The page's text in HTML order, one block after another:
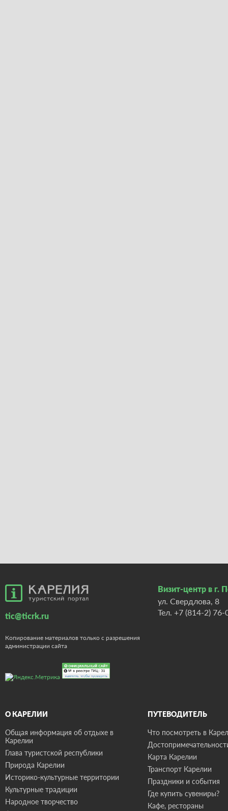
tic@ticrk.ru
Копирование материалов только с разрешения
администрации сайта
Визит-центр в г.
ул. Свердлова, 8
Тел. +7 (814-2) 76-
О КАРЕЛИИ
Общая информация об отдыхе в
Карелии
Глава туристской республики
Природа Карелии
Историко-культурные территории
Культурные традиции
Народное творчество
ПУТЕВОДИТЕЛЬ
Что посмотреть в
Карта Карелии
Транспорт Карелии
Праздники и события
Где купить сувениры?
Кафе, рестораны